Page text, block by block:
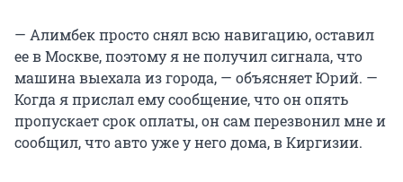
— Алимбек просто снял всю навигацию, оставил
ее в Москве, поэтому я не получил сигнала, что
машина выехала из города, — объясняет Юрий. —
Когда я прислал ему сообщение, что он опять
пропускает срок оплаты, он сам перезвонил мне и
сообщил, что авто уже у него дома, в Киргизии.